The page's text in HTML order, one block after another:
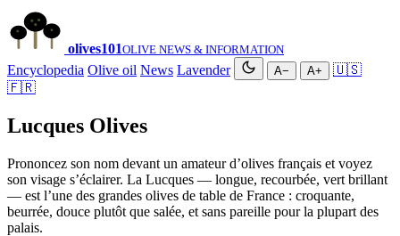
olives101OLIVE NEWS & INFORMATION
Encyclopedia Olive oil News Lavender A− A+
🇺🇸
🇫🇷
Lucques Olives
Prononcez son nom devant un amateur d’olives français et voyez
son visage s’éclairer. La Lucques — longue, recourbée, vert brillant
— est l’une des grandes olives de table de France : croquante,
beurrée, douce plutôt que salée, et sans pareille pour la plupart des
palais.